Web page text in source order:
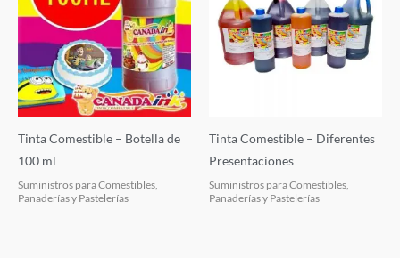
Tinta Comestible – Botella de
100 ml
Suministros para Comestibles,
Panaderías y Pastelerías
Tinta Comestible – Diferentes
Presentaciones
Suministros para Comestibles,
Panaderías y Pastelerías